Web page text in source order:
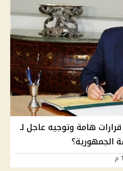
الرئيس السيسي يصدر 3 قرارات هامة وتوجيه عاجل لـ
الجمهورية؟